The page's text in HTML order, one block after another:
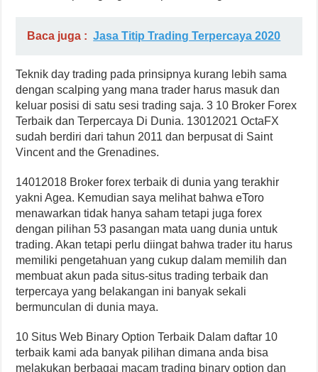
Baca juga : Jasa Titip Trading Terpercaya 2020
Teknik day trading pada prinsipnya kurang lebih sama
dengan scalping yang mana trader harus masuk dan
keluar posisi di satu sesi trading saja. 3 10 Broker Forex
Terbaik dan Terpercaya Di Dunia. 13012021 OctaFX
sudah berdiri dari tahun 2011 dan berpusat di Saint
Vincent and the Grenadines.
14012018 Broker forex terbaik di dunia yang terakhir
yakni Agea. Kemudian saya melihat bahwa eToro
menawarkan tidak hanya saham tetapi juga forex
dengan pilihan 53 pasangan mata uang dunia untuk
trading. Akan tetapi perlu diingat bahwa trader itu harus
memiliki pengetahuan yang cukup dalam memilih dan
membuat akun pada situs-situs trading terbaik dan
terpercaya yang belakangan ini banyak sekali
bermunculan di dunia maya.
10 Situs Web Binary Option Terbaik Dalam daftar 10
terbaik kami ada banyak pilihan dimana anda bisa
melakukan berbagai macam trading binary option dan